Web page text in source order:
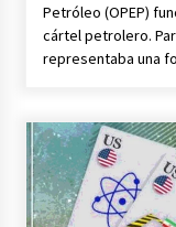
3
Irán
3
Petróleo (OPEP)
cártel petrolero.
representaba una